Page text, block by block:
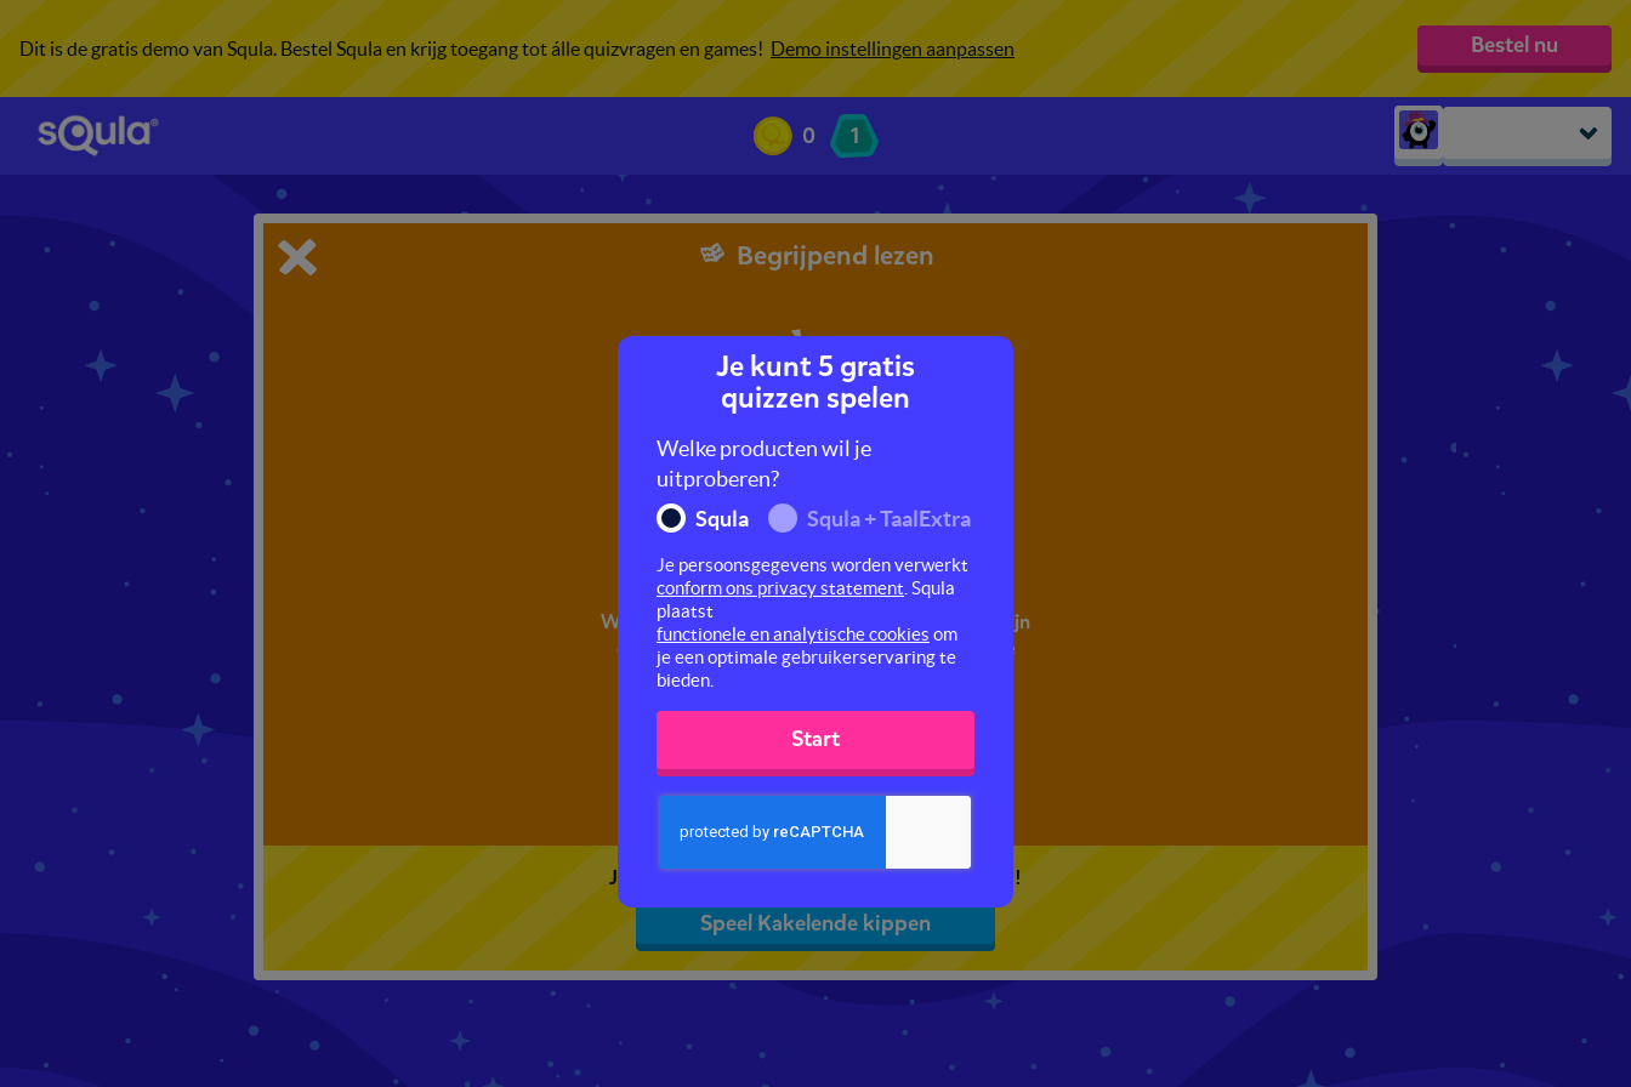
Dit is de gratis demo van Squla. Bestel Squla en krijg toegang tot álle quizvragen en games! Demo instellingen aanpassen Bestel nu
0 1
groep 1
groep 4
groep 5
Begrijpend lezen
Wat een gekakel van die kippen! Maakt het konijn
ook zo'n herrie? Je leest het in deze tekst en je
maakt hier vragen over.
Je kunt 5 gratis quizzen spelen. Speel de eerste!
Speel Kakelende kippen
Je kunt 5 gratis
quizzen spelen
Welke producten wil je
uitproberen?
Squla
Squla + TaalExtra
Je persoonsgegevens worden verwerkt
conform ons privacy statement . Squla
plaatst
functionele en analytische cookies om
je een optimale gebruikerservaring te
bieden.
Start